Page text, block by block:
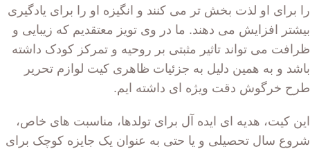
را برای او لذت بخش تر می کنند و انگیزه او را برای یادگیری
بیشتر افزایش می دهند. ما در وی تویز معتقدیم که زیبایی و
ظرافت می تواند تاثیر مثبتی بر روحیه و تمرکز کودک داشته
باشد و به همین دلیل به جزئیات ظاهری کیت لوازم تحریر
طرح خرگوش دقت ویژه ای داشته ایم.
این کیت، هدیه ای ایده آل برای تولدها، مناسبت های خاص،
شروع سال تحصیلی و یا حتی به عنوان یک جایزه کوچک برای